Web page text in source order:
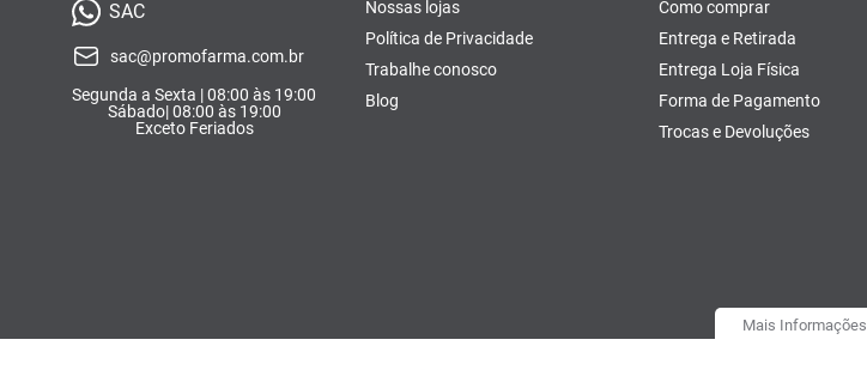
SAC
sac@promofarma.com.br
Segunda a Sexta | 08:00 às 19:00
Sábado| 08:00 às 19:00
Exceto Feriados
Nossas lojas
Política de Privacidade
Trabalhe conosco
Blog
Como comprar
Entrega e Retirada
Entrega Loja Física
Forma de Pagamento
Trocas e Devoluções
Mais Informações